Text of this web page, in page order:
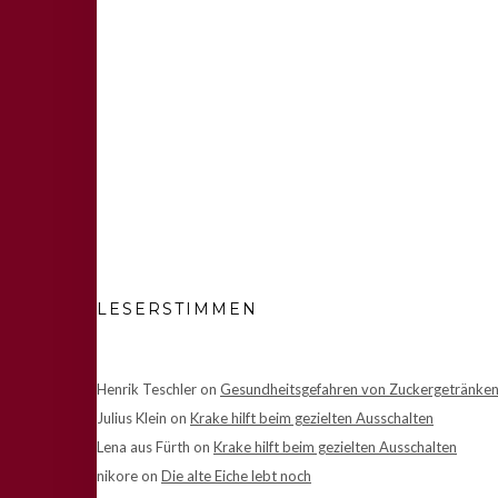
LESERSTIMMEN
Henrik Teschleron Gesundheitsgefahren von Zuckergetränken
Julius Klein on Krake hilft beim gezielten Ausschalten
Lena aus Fürth on Krake hilft beim gezielten Ausschalten
nikoreon Die alte Eiche lebt noch